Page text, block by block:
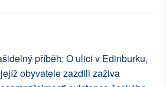
příběh: O ulici v Edinburku,
obyvatele zazdili zaživa